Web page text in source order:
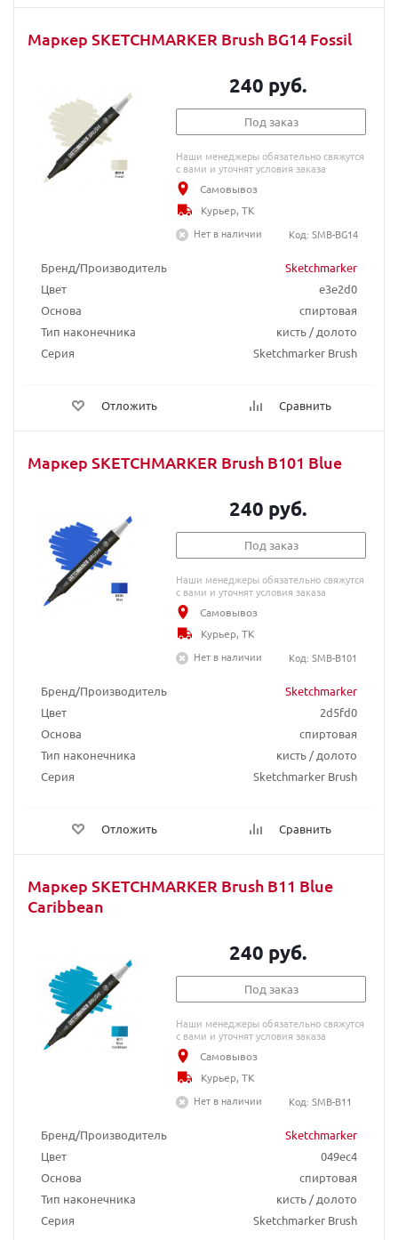
Маркер SKETCHMARKER Brush BG14 Fossil
Бренд/Производитель
Sketchmarker
Цвет
e3e2d0
Основа
спиртовая
Тип наконечника
кисть / долото
Серия
Sketchmarker Brush
Отложить Сравнить
240 руб.
Под заказ
Наши менеджеры обязательно свяжутся
с вами и уточнят условия заказа
Самовывоз
Курьер, ТК
Нет в наличии
Код: SMB-BG14
Маркер SKETCHMARKER Brush B101 Blue
Бренд/Производитель
Sketchmarker
Цвет
2d5fd0
Основа
спиртовая
Тип наконечника
кисть / долото
Серия
Sketchmarker Brush
Отложить Сравнить
240 руб.
Под заказ
Наши менеджеры обязательно свяжутся
с вами и уточнят условия заказа
Самовывоз
Курьер, ТК
Нет в наличии
Код: SMB-B101
Маркер SKETCHMARKER Brush B11 Blue
Caribbean
Бренд/Производитель
Sketchmarker
Цвет
049ec4
Основа
спиртовая
Тип наконечника
кисть / долото
Серия
Sketchmarker Brush
240 руб.
Под заказ
Наши менеджеры обязательно свяжутся
с вами и уточнят условия заказа
Самовывоз
Курьер, ТК
Нет в наличии
Код: SMB-B11